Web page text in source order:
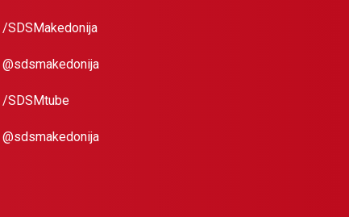
/SDSMakedonija
@sdsmakedonija
/SDSMtube
@sdsmakedonija